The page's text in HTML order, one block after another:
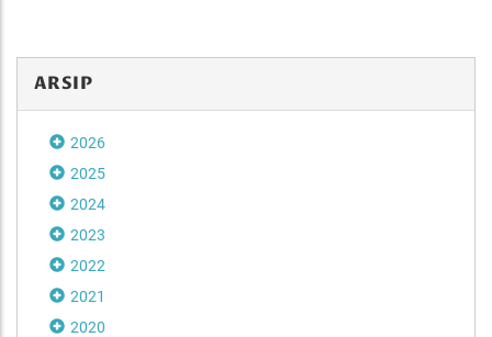
ARSIP
2026
2025
2024
2023
2022
2021
2020